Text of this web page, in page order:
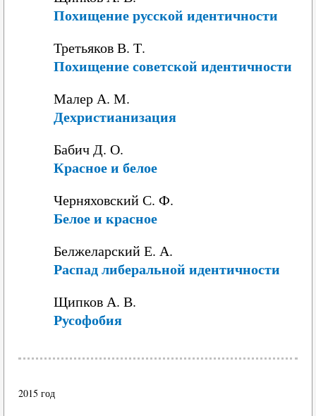
Похищение русской идентичности
Третьяков В. Т.
Похищение советской идентичности
Малер А. М.
Дехристианизация
Бабич Д. О.
Красное и белое
Черняховский С. Ф.
Белое и красное
Белжеларский Е. А.
Распад либеральной идентичности
Щипков А. В.
Русофобия
2015 год